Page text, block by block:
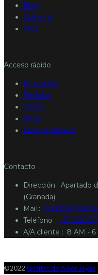
Blog
Sobre mí
FAQ
Acceso rápido
Mi cuenta
Pedidos
Carrito
Pago
Lista de deseos
Contacto
Dirección: Apartado
(Granada)
Mail :
Teléfono : +34 690
A/A cliente : 8 AM - 6
©2022 Gotitas de Amor Joyas